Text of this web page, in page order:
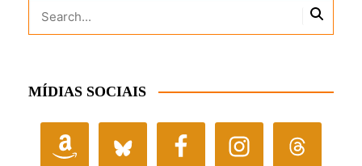
MÍDIAS SOCIAIS